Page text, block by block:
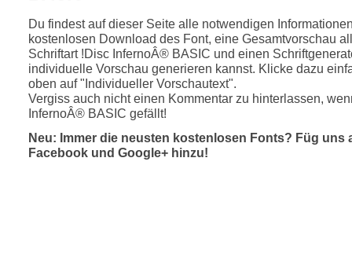
Du findest auf dieser Seite alle notwendigen
kostenlosen Download des Font, eine Gesamtvorschau
Schriftart !Disc InfernoÂ® BASIC und einen
individuelle Vorschau generieren kannst. Klicke dazu
oben auf "Individueller Vorschautext".
Vergiss auch nicht einen Kommentar zu hinterlassen,
InfernoÂ® BASIC gefällt!
Neu: Immer die neusten kostenlosen Fonts? Füg uns
Facebook und Google+ hinzu!